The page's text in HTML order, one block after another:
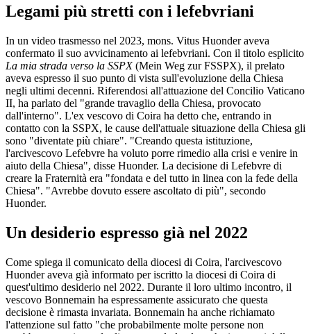
Legami più stretti con i lefebvriani
In un video trasmesso nel 2023, mons. Vitus Huonder aveva
confermato il suo avvicinamento ai lefebvriani. Con il titolo esplicito
La mia strada verso la SSPX(Mein Weg zur FSSPX), il prelato
aveva espresso il suo punto di vista sull'evoluzione della Chiesa
negli ultimi decenni. Riferendosi all'attuazione del Concilio Vaticano
II, ha parlato del "grande travaglio della Chiesa, provocato
dall'interno". L'ex vescovo di Coira ha detto che, entrando in
contatto con la SSPX, le cause dell'attuale situazione della Chiesa gli
sono "diventate più chiare". "Creando questa istituzione,
l'arcivescovo Lefebvre ha voluto porre rimedio alla crisi e venire in
aiuto della Chiesa", disse Huonder. La decisione di Lefebvre di
creare la Fraternità era "fondata e del tutto in linea con la fede della
Chiesa". "Avrebbe dovuto essere ascoltato di più", secondo
Huonder.
Un desiderio espresso già nel 2022
Come spiega il comunicato della diocesi di Coira, l'arcivescovo
Huonder aveva già informato per iscritto la diocesi di Coira di
quest'ultimo desiderio nel 2022. Durante il loro ultimo incontro, il
vescovo Bonnemain ha espressamente assicurato che questa
decisione è rimasta invariata. Bonnemain ha anche richiamato
l'attenzione sul fatto "che probabilmente molte persone non